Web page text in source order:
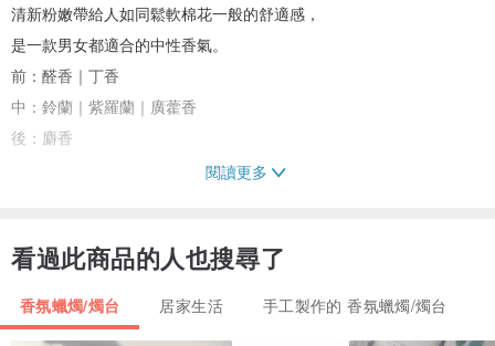
清新粉嫩帶給人如同鬆軟棉花一般的舒適感，
是一款男女都適合的中性香氣。
前：醛香｜丁香
中：鈴蘭｜紫羅蘭｜廣藿香
後：麝香
前：佛手柑｜萊姆｜英國梨
後：廣藿香｜琥珀｜麝香
閱讀更多
看過此商品的人也搜尋了
香氛蠟燭/燭台 居家生活 手工製作的 香氛蠟燭/燭台